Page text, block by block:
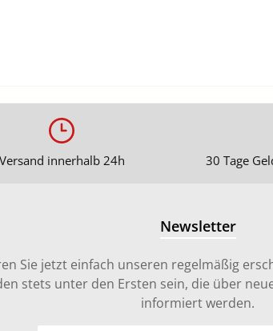
Versand innerhalb 24h 30 Tage
Newsletter
Sie jetzt einfach unseren regelmäßig
stets unter den Ersten sein, die über
informiert werden.